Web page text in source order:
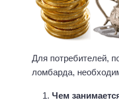
Для потребителей,
ломбарда,
Чем